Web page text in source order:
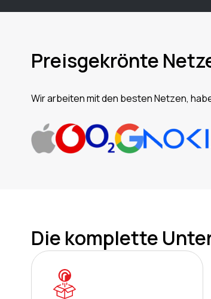
Preisgekrönte
Wir arbeiten mit den besten Netzen,
Die komplette